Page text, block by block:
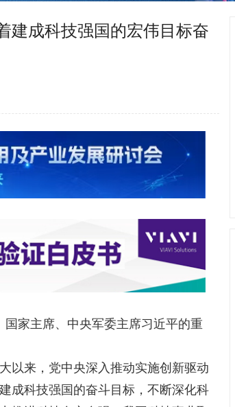
建成科技强国的宏伟目标奋
家主席、中央军委主席习近平的重
来，党中央深入推动实施创新驱动
成科技强国的奋斗目标，不断深化科